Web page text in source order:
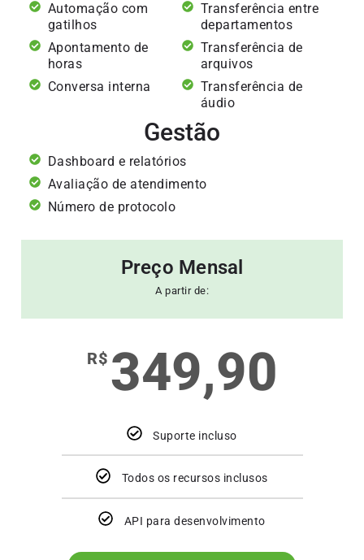
Automação com
gatilhos
Apontamento de
horas
Conversa interna
Transferência entre
departamentos
Transferência de
arquivos
Transferência de
áudio
Gestão
Dashboard e relatórios
Avaliação de atendimento
Número de protocolo
Preço Mensal
A partir de:
R$ 349,90
Suporte incluso
Todos os recursos inclusos
API para desenvolvimento